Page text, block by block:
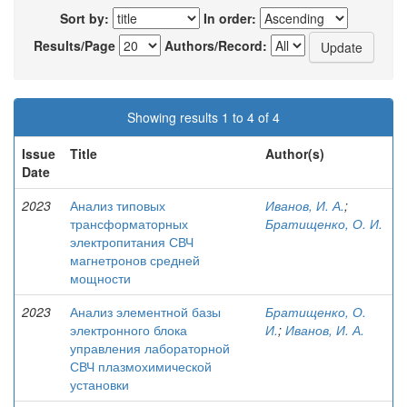
Sort by:
In order:
Results/Page
Authors/Record:
Showing results 1 to 4 of 4
Issue
Date
Title Author(s)
2023
Анализ типовых
трансформаторных
электропитания СВЧ
магнетронов средней
мощности
Иванов, И. А.;
Братищенко, О. И.
2023
Анализ элементной базы
электронного блока
управления лабораторной
СВЧ плазмохимической
установки
Братищенко, О.
И.; Иванов, И. А.